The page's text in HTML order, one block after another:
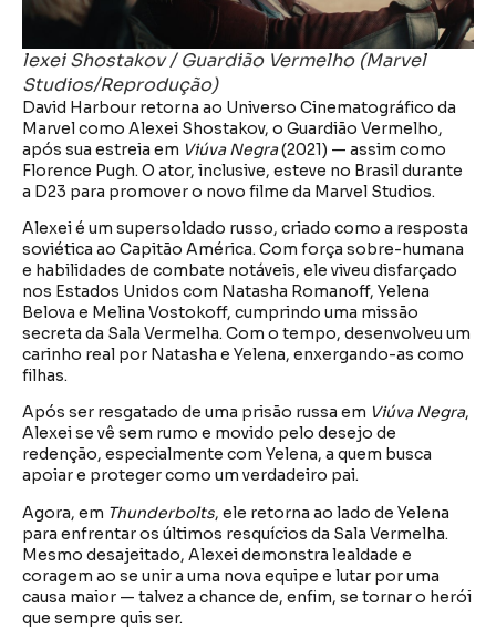
lexei Shostakov / Guardião Vermelho (Marvel
Studios/Reprodução)
David Harbour retorna ao Universo Cinematográfico da
Marvel como Alexei Shostakov, o Guardião Vermelho,
após sua estreia em Viúva Negra(2021) — assim como
Florence Pugh. O ator, inclusive, esteve no Brasil durante
a D23 para promover o novo filme da Marvel Studios.
Alexei é um supersoldado russo, criado como a resposta
soviética ao Capitão América. Com força sobre-humana
e habilidades de combate notáveis, ele viveu disfarçado
nos Estados Unidos com Natasha Romanoff, Yelena
Belova e Melina Vostokoff, cumprindo uma missão
secreta da Sala Vermelha. Com o tempo, desenvolveu um
carinho real por Natasha e Yelena, enxergando-as como
filhas.
Após ser resgatado de uma prisão russa em Viúva Negra,
Alexei se vê sem rumo e movido pelo desejo de
redenção, especialmente com Yelena, a quem busca
apoiar e proteger como um verdadeiro pai.
Agora, em Thunderbolts, ele retorna ao lado de Yelena
para enfrentar os últimos resquícios da Sala Vermelha.
Mesmo desajeitado, Alexei demonstra lealdade e
coragem ao se unir a uma nova equipe e lutar por uma
causa maior — talvez a chance de, enfim, se tornar o herói
que sempre quis ser.